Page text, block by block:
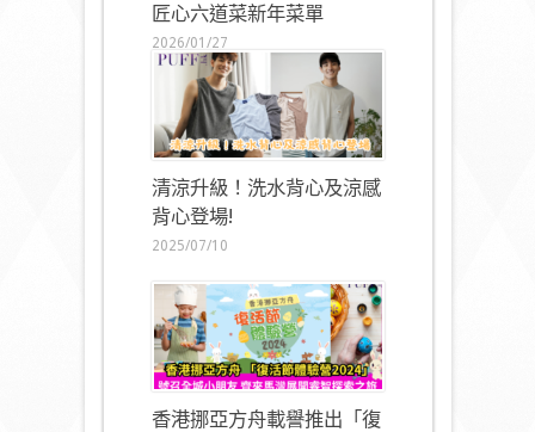
匠心六道菜新年菜單
2026/01/27
清涼升級！洗水背心及涼感
背心登場!
2025/07/10
香港挪亞方舟載譽推出「復